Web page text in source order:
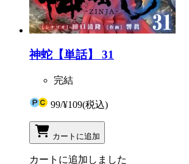
神蛇【単話】 31
完結
99/¥109(税込)
カートに追加
カートに追加しました